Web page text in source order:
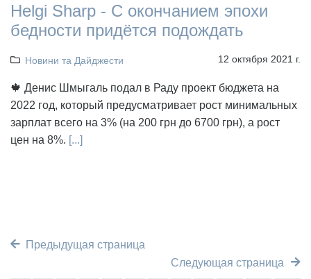
Helgi Sharp - С окончанием эпохи
бедности придётся подождать
Новини та Дайджести 12 октября 2021 г.
🍁 Денис Шмыгаль подал в Раду проект бюджета на
2022 год, который предусматривает рост минимальных
зарплат всего на 3% (на 200 грн до 6700 грн), а рост
цен на 8%. [...]
Предыдущая страница
Следующая страница